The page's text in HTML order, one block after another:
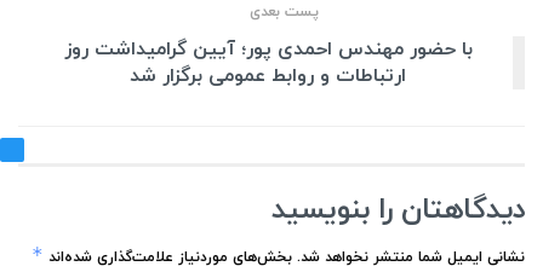
پست بعدی
با حضور مهندس احمدی پور؛ آیین گرامیداشت روز
ارتباطات و روابط عمومی برگزار شد
دیدگاهتان را بنویسید
نشانی ایمیل شما منتشر نخواهد شد. بخش‌های موردنیاز علامت‌گذاری شده‌اند *